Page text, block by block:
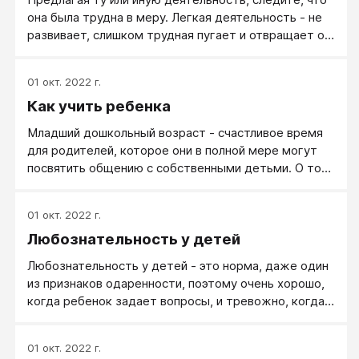
она была трудна в меру. Легкая деятельность - не
развивает, слишком трудная пугает и отвращает от
ощущениями и достижениями ребенка. Этому
помогают и ныне издаваемые книжки для развития.
возраст ребенка, которому предназначается
конкретное издание.
01 окт. 2022 г.
Как учить ребенка
Младший дошкольный возраст - счастливое время
для родителей, которое они в полной мере могут
посвятить общению с собственными детьми. О том,
американский психолог Росс Кэмпбелл: «Важно
проводить время с семьей, узнавать своих детей,
показывать им, что они для вас много значат».
01 окт. 2022 г.
Любознательность у детей
Любознательность у детей - это норма, даже один
из признаков одаренности, поэтому очень хорошо,
когда ребенок задает вопросы, и тревожно, когда
отвечать по научному точно и доступно, как бы вы
01 окт. 2022 г.